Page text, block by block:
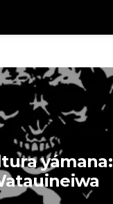
yámana: